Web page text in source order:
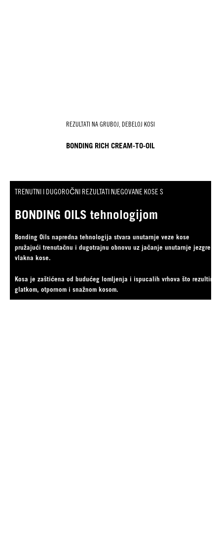
REZULTATI NA GRUBOJ, DEBELOJ KOSI
BONDING RICH CREAM-TO-OIL
TRENUTNI I DUGOROČNI REZULTATI NJEGOVANE KOSE S
BONDING OILS tehnologijom
Bonding Oils napredna tehnologija stvara unutarnje veze kose
pružajući trenutačnu i dugotrajnu obnovu uz jačanje unutarnje jezgre
vlakna kose.
Kosa je zaštićena od budućeg lomljenja i ispucalih vrhova što rezultira
glatkom, otpornom i snažnom kosom.